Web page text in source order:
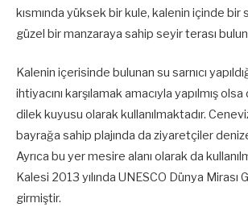
kısmında yüksek bir kule, kalenin içinde bir
güzel bir manzaraya sahip seyir terası
Kalenin içerisinde bulunan su sarnıcı
ihtiyacını karşılamak amacıyla yapılmış
dilek kuyusu olarak kullanılmaktadır.
bayrağa sahip plajında da ziyaretçiler
Ayrıca bu yer mesire alanı olarak da
Kalesi 2013 yılında UNESCO Dünya Mirası
girmiştir.